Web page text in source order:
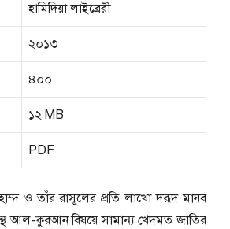
হামিদিয়া লাইব্রেরী
২০১৩
৪০০
১২ MB
PDF
ও তাঁর রাসূলের প্রতি লাখো দরূদ মানব
আল-কুরআন বিষয়ে সামান্য খেদমত জাতির